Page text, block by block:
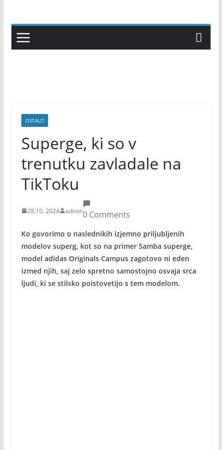
content
OSTALO
Superge, ki so v
trenutku zavladale na
TikToku
28.10. 2024 admin0 Comments
Ko govorimo o naslednikih izjemno priljubljenih
modelov superg, kot so na primer Samba superge,
model adidas Originals Campus zagotovo ni eden
izmed njih, saj zelo spretno samostojno osvaja srca
ljudi, ki se stilsko poistovetijo s tem modelom.